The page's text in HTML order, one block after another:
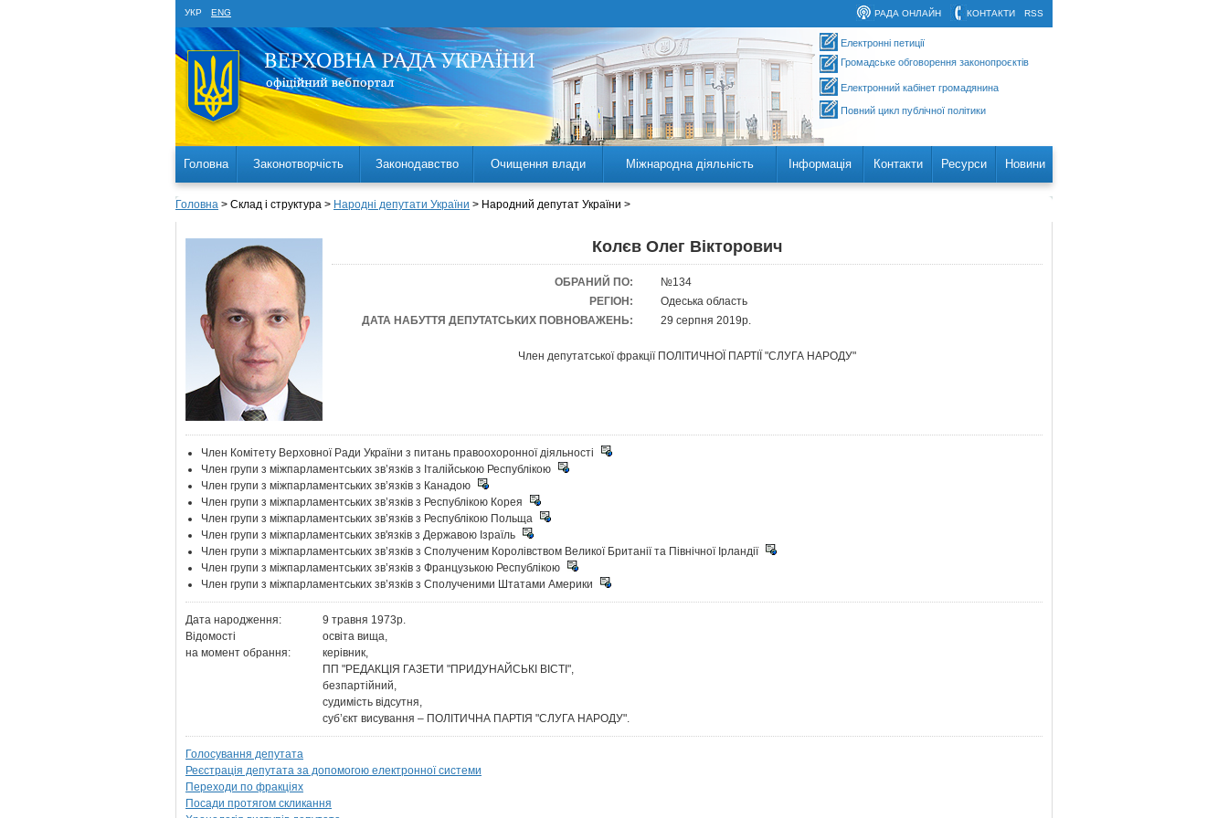
УКР ENG RSS
КОНТАКТИ
РАДА ОНЛАЙН
Електронні петиції
Громадське обговорення законопроєктів
Електронний кабінет громадянина
Повний цикл публічної політики
Головна Законотворчість Законодавство Очищення влади Міжнародна діяльність Інформація Контакти Ресурси Новини
Головна > Склад і структура > Народні депутати України > Народний депутат України >
Колєв Олег Вікторович
ОБРАНИЙ ПО:
№134
РЕГІОН:
Одеська область
ДАТА НАБУТТЯ ДЕПУТАТСЬКИХ ПОВНОВАЖЕНЬ:
29 серпня 2019р.
Член депутатської фракції ПОЛІТИЧНОЇ ПАРТІЇ "СЛУГА НАРОДУ"
Член Комітету Верховної Ради України з питань правоохоронної діяльності
Член групи з міжпарламентських зв’язків з Італійською Республікою
Член групи з міжпарламентських зв’язків з Канадою
Член групи з міжпарламентських зв’язків з Республікою Корея
Член групи з міжпарламентських зв’язків з Республікою Польща
Член групи з міжпарламентських зв'язків з Державою Ізраїль
Член групи з міжпарламентських зв’язків з Сполученим Королівством Великої Британії та Північної Ірландії
Член групи з міжпарламентських зв’язків з Французькою Республікою
Член групи з міжпарламентських зв’язків з Сполученими Штатами Америки
Дата народження:
9 травня 1973р.
Відомості
на момент обрання:
освіта вища,
керівник,
ПП "РЕДАКЦІЯ ГАЗЕТИ "ПРИДУНАЙСЬКІ ВІСТІ",
безпартійний,
судимість відсутня,
суб’єкт висування – ПОЛІТИЧНА ПАРТІЯ "СЛУГА НАРОДУ".
Голосування депутата
Реєстрація депутата за допомогою електронної системи
Переходи по фракціях
Посади протягом скликання